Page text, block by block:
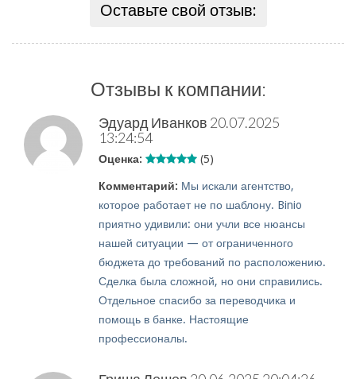
Оставьте свой отзыв:
Отзывы к компании:
Эдуард Иванков 20.07.2025
13:24:54
Оценка: (5)
Комментарий: Мы искали агентство,
которое работает не по шаблону. Binio
приятно удивили: они учли все нюансы
нашей ситуации — от ограниченного
бюджета до требований по расположению.
Сделка была сложной, но они справились.
Отдельное спасибо за переводчика и
помощь в банке. Настоящие
профессионалы.